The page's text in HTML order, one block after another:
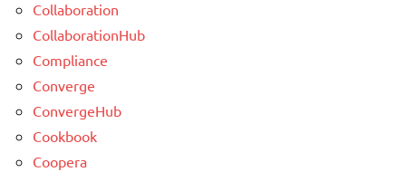
Collaboration
CollaborationHub
Compliance
Converge
ConvergeHub
Cookbook
Coopera